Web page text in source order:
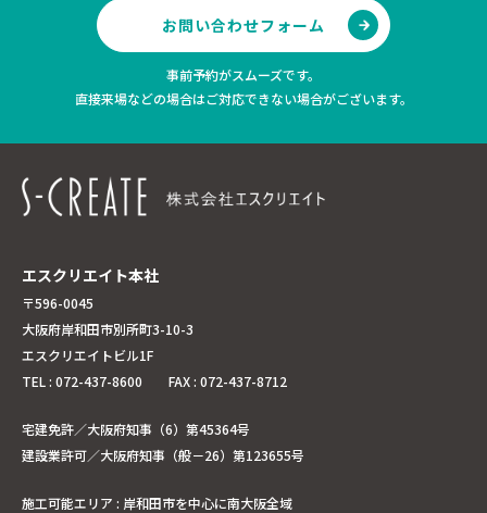
エスクリエイト本社
〒596-0045
大阪府岸和田市別所町3-10-3
エスクリエイトビル1F
TEL : 072-437-8600 FAX : 072-437-8712
宅建免許／大阪府知事（6）第45364号
建設業許可／大阪府知事（般－26）第123655号
施工可能エリア : 岸和田市を中心に南大阪全域
お問い合わせフォーム
事前予約がスムーズです。
直接来場などの場合はご対応できない場合がございます。